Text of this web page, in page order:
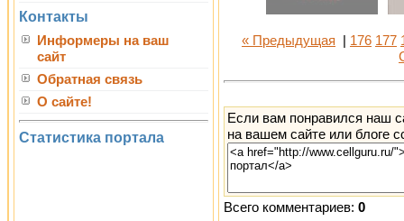
Контакты
Информеры на ваш
сайт
Обратная связь
О сайте!
Статистика портала
« Предыдущая 176 177
Если вам понравился наш
на вашем сайте или блоге
Всего комментариев: 0